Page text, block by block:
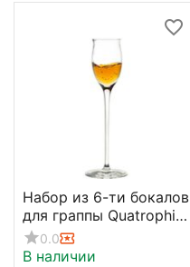
Набор из 6-ти бокалов
для граппы Quatrophil,
65 мл, Stolzle
0.0
В наличии